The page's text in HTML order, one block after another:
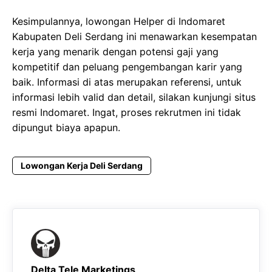
Kesimpulannya, lowongan Helper di Indomaret
Kabupaten Deli Serdang ini menawarkan kesempatan
kerja yang menarik dengan potensi gaji yang
kompetitif dan peluang pengembangan karir yang
baik. Informasi di atas merupakan referensi, untuk
informasi lebih valid dan detail, silakan kunjungi situs
resmi Indomaret. Ingat, proses rekrutmen ini tidak
dipungut biaya apapun.
Lowongan Kerja Deli Serdang
Delta Tele Marketings